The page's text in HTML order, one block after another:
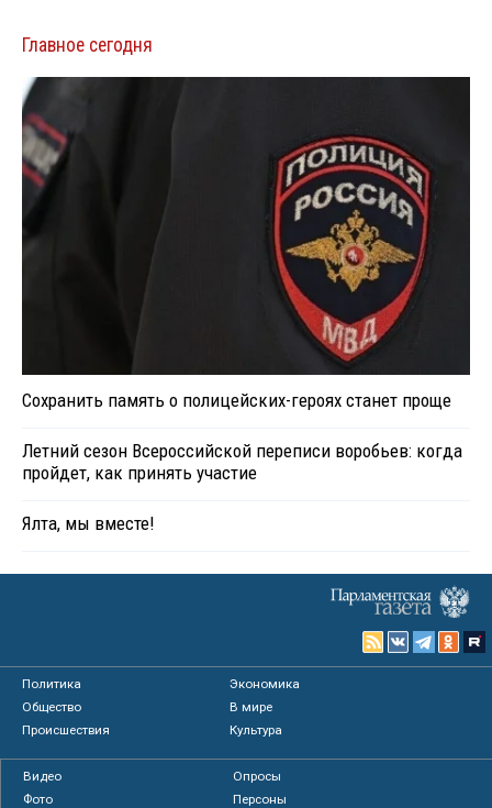
Главное сегодня
Сохранить память о полицейских-героях станет проще
Летний сезон Всероссийской переписи воробьев: когда
пройдет, как принять участие
Ялта, мы вместе!
Политика
Экономика
Общество
В мире
Происшествия
Культура
Видео
Опросы
Фото
Персоны